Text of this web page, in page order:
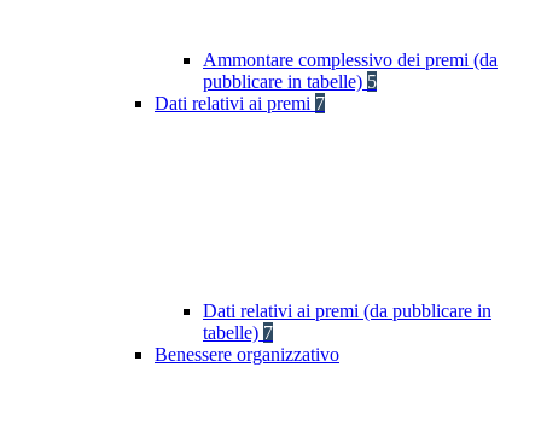
Ammontare complessivo dei premi (da
pubblicare in tabelle) 5
Dati relativi ai premi 7
Dati relativi ai premi (da pubblicare in
tabelle) 7
Benessere organizzativo